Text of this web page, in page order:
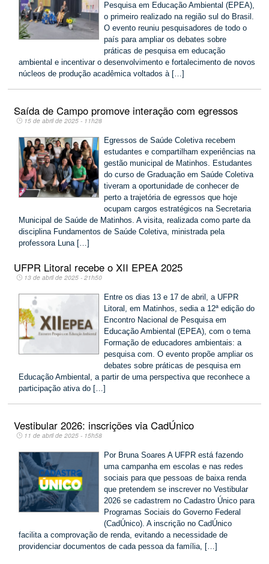
Pesquisa em Educação Ambiental (EPEA),
o primeiro realizado na região sul do Brasil.
O evento reuniu pesquisadores de todo o
país para ampliar os debates sobre
práticas de pesquisa em educação
ambiental e incentivar o desenvolvimento e fortalecimento de novos
núcleos de produção acadêmica voltados à […]
Saída de Campo promove interação com egressos
15 de abril de 2025 - 11h28
Egressos de Saúde Coletiva recebem
estudantes e compartilham experiências na
gestão municipal de Matinhos. Estudantes
do curso de Graduação em Saúde Coletiva
tiveram a oportunidade de conhecer de
perto a trajetória de egressos que hoje
ocupam cargos estratégicos na Secretaria
Municipal de Saúde de Matinhos. A visita, realizada como parte da
disciplina Fundamentos de Saúde Coletiva, ministrada pela
professora Luna […]
UFPR Litoral recebe o XII EPEA 2025
13 de abril de 2025 - 21h50
Entre os dias 13 e 17 de abril, a UFPR
Litoral, em Matinhos, sedia a 12ª edição do
Encontro Nacional de Pesquisa em
Educação Ambiental (EPEA), com o tema
Formação de educadores ambientais: a
pesquisa com. O evento propõe ampliar os
debates sobre práticas de pesquisa em
Educação Ambiental, a partir de uma perspectiva que reconhece a
participação ativa do […]
Vestibular 2026: inscrições via CadÚnico
11 de abril de 2025 - 15h58
Por Bruna Soares A UFPR está fazendo
uma campanha em escolas e nas redes
sociais para que pessoas de baixa renda
que pretendem se inscrever no Vestibular
2026 se cadastrem no Cadastro Único para
Programas Sociais do Governo Federal
(CadÚnico). A inscrição no CadÚnico
facilita a comprovação de renda, evitando a necessidade de
providenciar documentos de cada pessoa da família, […]